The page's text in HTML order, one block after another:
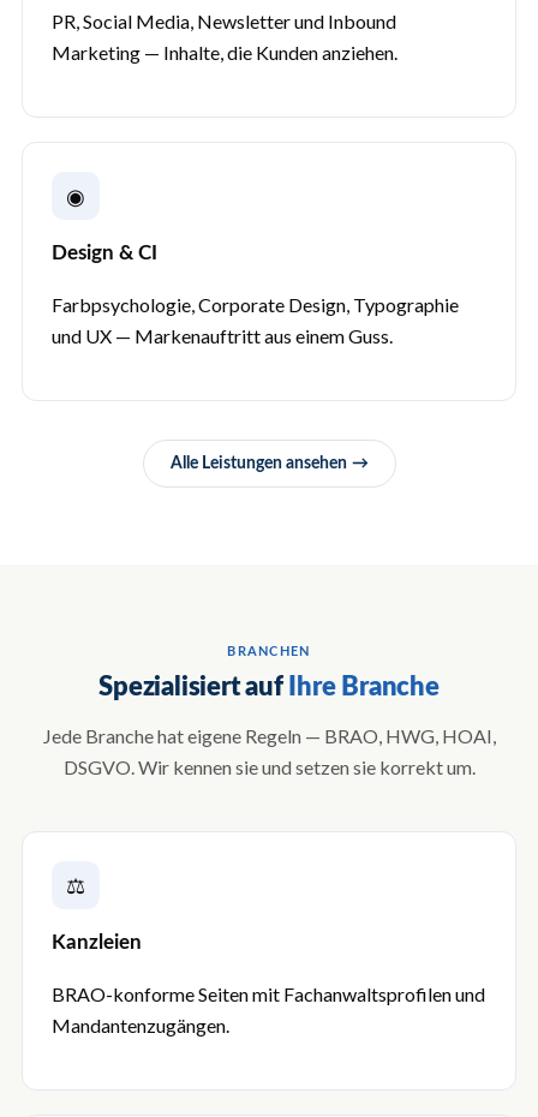
PR, Social Media, Newsletter und Inbound
Marketing — Inhalte, die Kunden anziehen.
◉
Design & CI
Farbpsychologie, Corporate Design, Typographie
und UX — Markenauftritt aus einem Guss.
Alle Leistungen ansehen
BRANCHEN
Spezialisiert auf Ihre Branche
Jede Branche hat eigene Regeln — BRAO, HWG, HOAI,
DSGVO. Wir kennen sie und setzen sie korrekt um.
⚖
Kanzleien
BRAO-konforme Seiten mit Fachanwalts­profilen und
Mandanten­zugängen.